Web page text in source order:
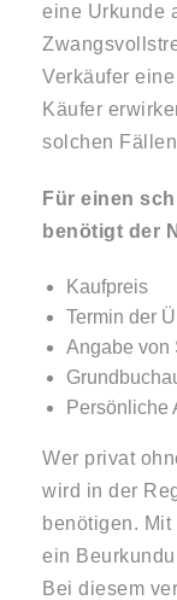
eine Urkunde
Verkäufer
Käufer
solchen
Für einen
benötigt der
Kaufpreis
Termin der
Angabe von
Persönliche
Wer privat
wird in der
benötigen.
ein
Bei diesem